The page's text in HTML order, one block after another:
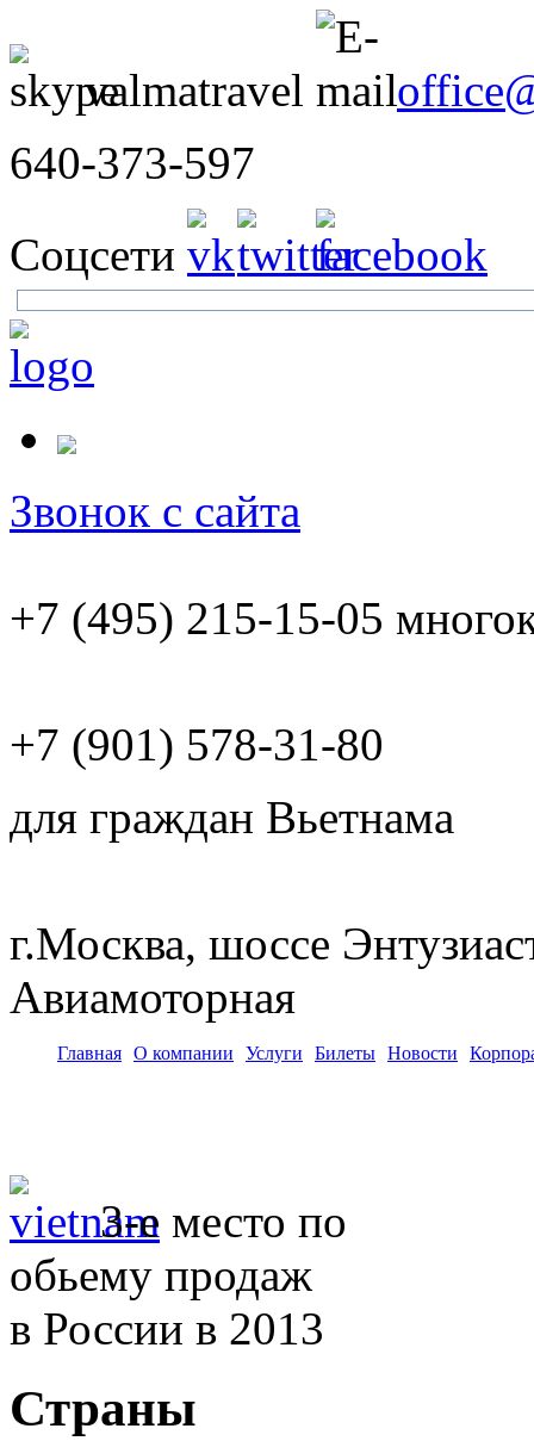
valmatravel
640-373-597
Соцсети
Звонок с сайта
+7 (495) 215-15-05
+7 (901) 578-31-80
для граждан Вьетнама
г.Москва, шоссе
Авиамоторная
Главная О компании Услуги Билеты Новости
3-е место по
обьему продаж
в России в 2013
Страны